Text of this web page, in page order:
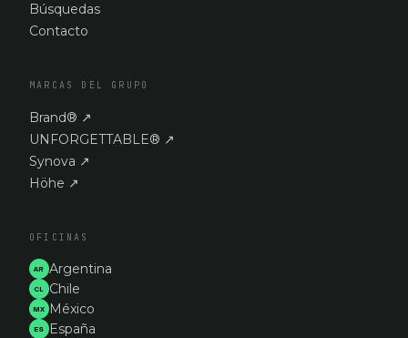
Búsquedas
Contacto
MARCAS DEL GRUPO
Brand® ↗
UNFORGETTABLE® ↗
Synova ↗
Höhe ↗
OFICINAS
AR Argentina
CL Chile
MX México
ES España